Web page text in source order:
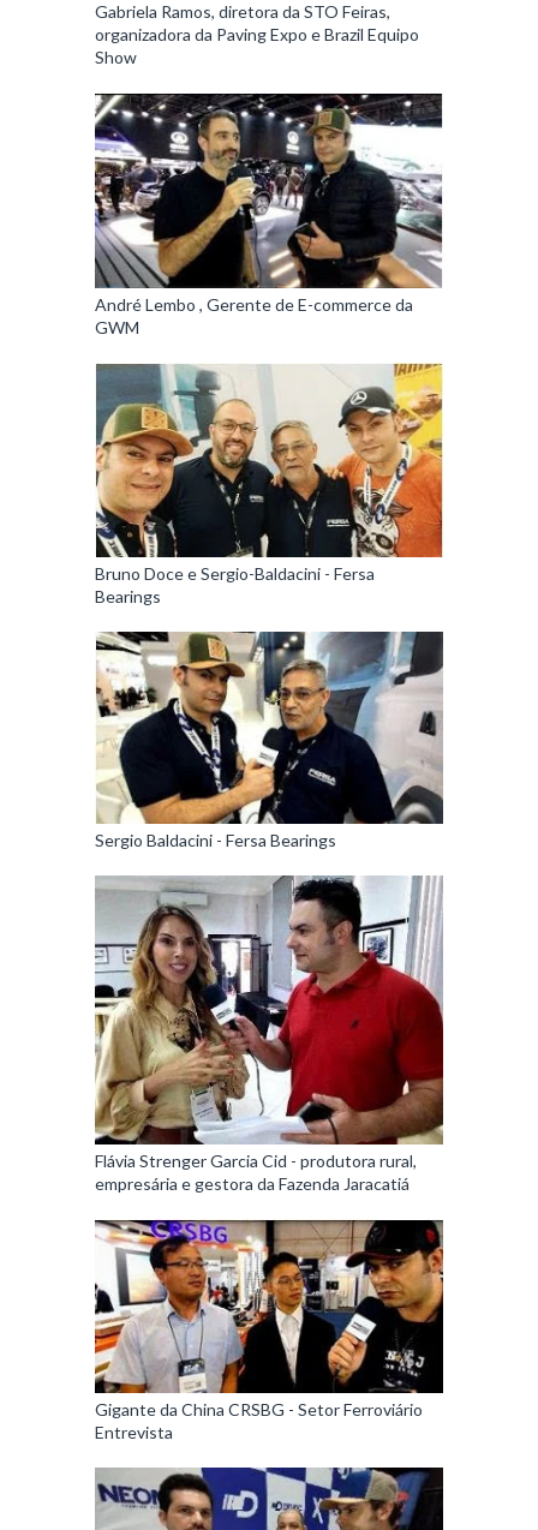
Gabriela Ramos, diretora da STO Feiras,
organizadora da Paving Expo e Brazil Equipo
Show
André Lembo , Gerente de E-commerce da
GWM
Bruno Doce e Sergio-Baldacini - Fersa
Bearings
Sergio Baldacini - Fersa Bearings
Flávia Strenger Garcia Cid - produtora rural,
empresária e gestora da Fazenda Jaracatiá
Gigante da China CRSBG - Setor Ferroviário
Entrevista